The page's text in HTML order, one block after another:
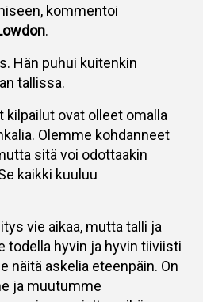
kommentoi
.
Hän puhui kuitenkin
tallissa.
ovat olleet omalla
Olemme kohdanneet
sitä voi odottaakin
kaikki kuuluu
vie aikaa, mutta talli ja
todella hyvin ja hyvin tiiviisti
näitä askelia eteenpäin. On
ja muutumme